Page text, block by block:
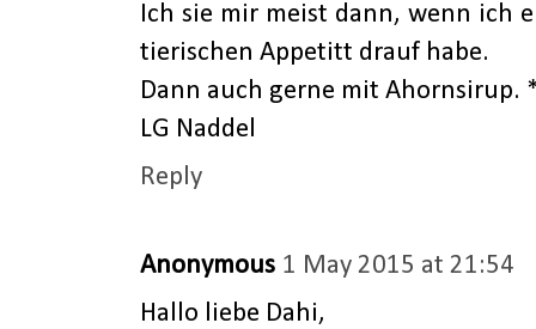
Ich sie mir meist dann, wenn ich
tierischen Appetitt drauf habe.
Dann auch gerne mit Ahornsirup.
LG Naddel
Reply
Anonymous 1 May 2015 at 21:54
Hallo liebe Dahi,